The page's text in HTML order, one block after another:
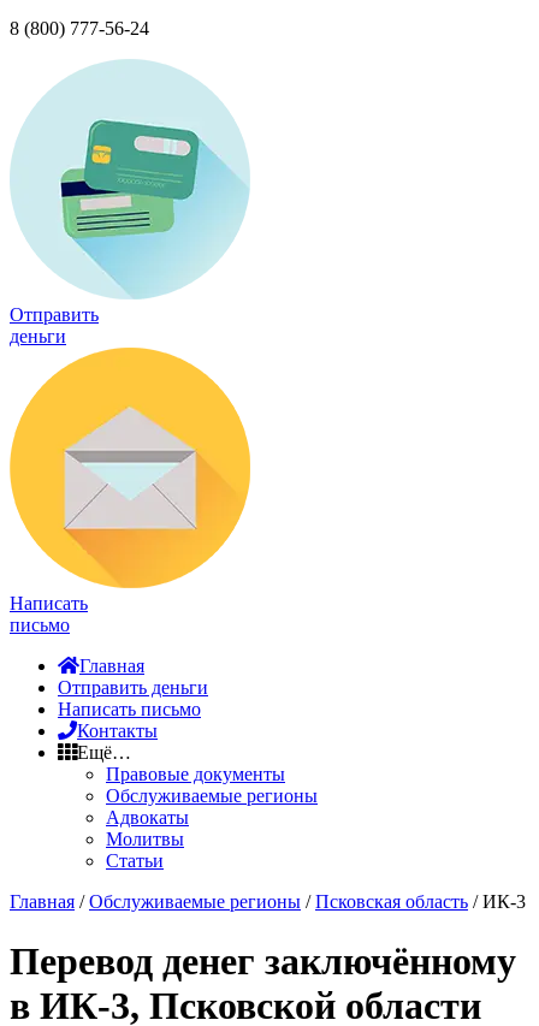
8 (800) 777-56-24
Отправить
деньги
Написать
письмо
Главная
Отправить деньги
Написать письмо
Контакты
Ещё…
Правовые документы
Обслуживаемые регионы
Адвокаты
Молитвы
Статьи
Главная /Обслуживаемые регионы /Псковская область / ИК-3
Перевод денег заключённому
в ИК-3, Псковской области